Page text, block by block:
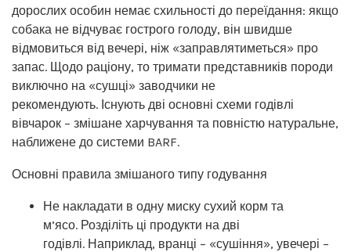
дорослих особин немає схильності до переїдання: якщо
собака не відчуває гострого голоду, він швидше
відмовиться від вечері, ніж «заправлятиметься» про
запас. Щодо раціону, то тримати представників породи
виключно на «сушці» заводчики не
рекомендують. Існують дві основні схеми годівлі
вівчарок – змішане харчування та повністю натуральне,
наближене до системи BARF.
Основні правила змішаного типу годування
Не накладати в одну миску сухий корм та
м’ясо. Розділіть ці продукти на дві
годівлі. Наприклад, вранці – «сушіння», увечері –